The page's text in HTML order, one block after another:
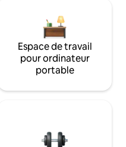
Espace de travail
pour ordinateur
portable